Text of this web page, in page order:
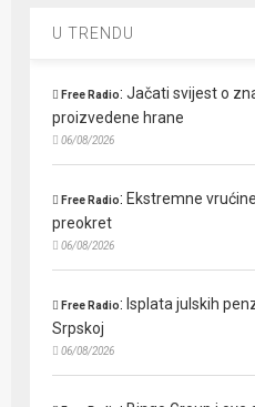
U TRENDU
Free Radio:Jačati svijest o
proizvedene hrane
06/08/2026
Free Radio: Ekstremne
preokret
06/08/2026
Free Radio: Isplata julskih
Srpskoj
06/08/2026